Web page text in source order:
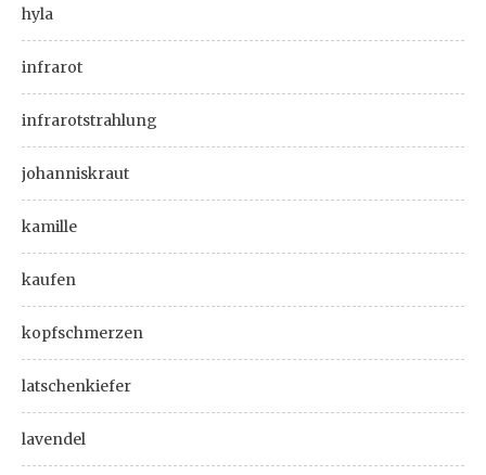
hyla
infrarot
infrarotstrahlung
johanniskraut
kamille
kaufen
kopfschmerzen
latschenkiefer
lavendel